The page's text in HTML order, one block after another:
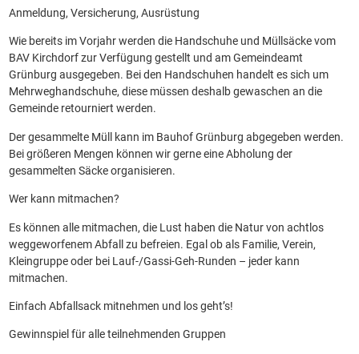
Anmeldung, Versicherung, Ausrüstung
Wie bereits im Vorjahr werden die Handschuhe und Müllsäcke vom
BAV Kirchdorf zur Verfügung gestellt und am Gemeindeamt
Grünburg ausgegeben. Bei den Handschuhen handelt es sich um
Mehrweghandschuhe, diese müssen deshalb gewaschen an die
Gemeinde retourniert werden.
Der gesammelte Müll kann im Bauhof Grünburg abgegeben werden.
Bei größeren Mengen können wir gerne eine Abholung der
gesammelten Säcke organisieren.
Wer kann mitmachen?
Es können alle mitmachen, die Lust haben die Natur von achtlos
weggeworfenem Abfall zu befreien. Egal ob als Familie, Verein,
Kleingruppe oder bei Lauf-/Gassi-Geh-Runden – jeder kann
mitmachen.
Einfach Abfallsack mitnehmen und los geht’s!
Gewinnspiel für alle teilnehmenden Gruppen